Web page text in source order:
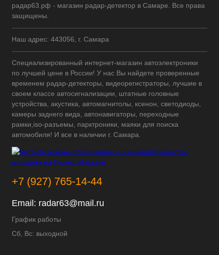
радар63.рф - магазин радар-детектор в Самаре. Все права
защищены.
Наш адрес: 443056, г. Самара
Специализированный интернет-магазин автоэлектроники
по лучшей цене в России! У нас Вы найдете проверенные
временем радар-детекторы, видеорегистраторы, лучшие в
своем классе автосигнализации, штатные головные
устройства, акустика, автомагнитолы, ксенон, светодиоды,
камеры заднего вида, автонавигаторы, переходные
рамки,iso-разъемы, парктроники, маяки для поиска
автомобиля! И все в наличии г. Самара.
+7 (927) 765-14-44
Email: radar63@mail.ru
График работы
Сб, Вс: выходной